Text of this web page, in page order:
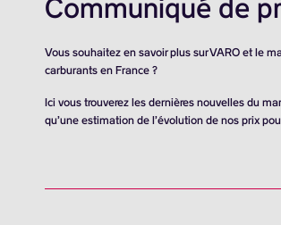
Communiqué de
Vous souhaitez en savoir plus sur VARO et le
carburants en France ?
Ici vous trouverez les dernières nouvelles du
qu’une estimation de l’évolution de nos prix